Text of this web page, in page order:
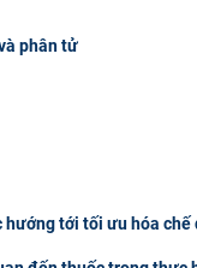
phân tử
hướng tới tối ưu hóa chế